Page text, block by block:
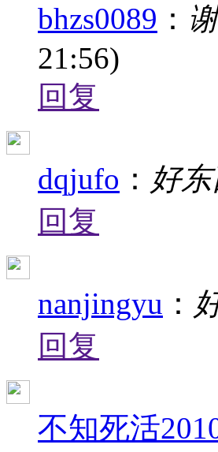
bhzs0089 ：
21:56)
回复
dqjufo ： 好
回复
nanjingyu ：
回复
不知死活